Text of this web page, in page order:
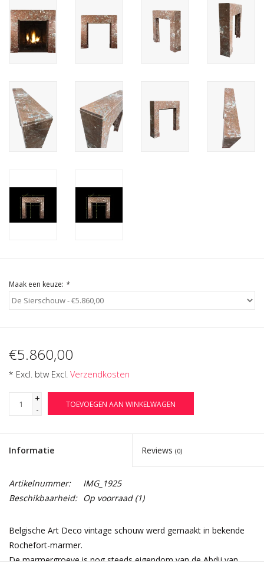
Login
Maak een keuze: *
€5.860,00
* Excl. btw Excl. Verzendkosten
+
-
TOEVOEGEN AAN WINKELWAGEN
Informatie Reviews (0)
Artikelnummer:
IMG_1925
Beschikbaarheid: Op voorraad(1)
Belgische Art Deco vintage schouw werd gemaakt in bekende
Rochefort-marmer.
De marmergroeve is nog steeds eigendom van de Abdij van